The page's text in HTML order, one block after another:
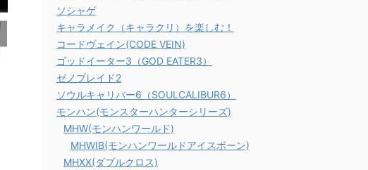
USJコラボ防具、「蒼星ノ将
（そうせいのしょう）装備」
作れるよ【MHW】
USJとのコラボ装備が作れるイ
ベントクエスト 「ＵＳＪ・燃
えよ、蒼き星達！」 クエスト
報酬の蒼生の宝玉で、蒼生ノ将
αシリーズが作成できるように
なりました。 スキルなかなか
優秀だなぁ スポンサーリンク
蒼星ノ将α装備の見た目 蒼星ノ
ReadMore
【MHW 】ベータ版の一式装
MHWのβの一式装備をまとめま
した。 新モンスターが増え
や、既存装備の新デザインが増
えるでしょうから製品版が楽し
備 シャナフ装備（頭なし） 一
ReadMore
ソシャゲ
キャラメイク（キャラクリ）を楽しむ！
コードヴェイン(CODE VEIN)
ゴッドイーター3（GOD EATER3）
ゼノブレイド2
ソウルキャリバー6（SOULCALIBUR6）
モンハン(モンスターハンターシリーズ)
MHW(モンハンワールド)
MHWIB(モンハンワールドアイスボーン)
MHXX(ダブルクロス)